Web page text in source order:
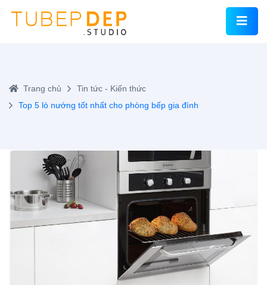
Trang chủ
Tin tức - Kiến thức
Top 5 lò nướng tốt nhất cho phòng bếp gia đình